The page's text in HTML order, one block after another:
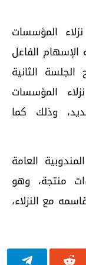
المؤسسات
الفاعل
الثانية
المؤسسات
وذلك كما
العامة
منتجة، وهو
مع النزلاء،